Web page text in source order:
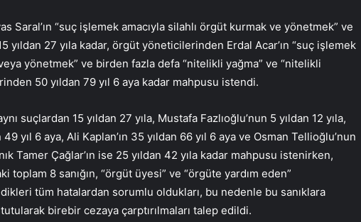
Saral’ın “suç işlemek amacıyla silahlı örgüt kurmak ve yönetmek” ve
yıldan 27 yıla kadar, örgüt yöneticilerinden Erdal Acar’ın “suç işlemek
yönetmek” ve birden fazla defa “nitelikli yağma” ve “nitelikli
50 yıldan 79 yıl 6 aya kadar mahpusu istendi.
suçlardan 15 yıldan 27 yıla, Mustafa Fazlıoğlu’nun 5 yıldan 12 yıla,
yıl 6 aya, Ali Kaplan’ın 35 yıldan 66 yıl 6 aya ve Osman Tellioğlu’nun
Tamer Çağlar’ın ise 25 yıldan 42 yıla kadar mahpusu istenirken,
8 sanığın, “örgüt üyesi” ve “örgüte yardım eden”
tüm hatalardan sorumlu oldukları, bu nedenle bu sanıklara
birebir cezaya çarptırılmaları talep edildi.